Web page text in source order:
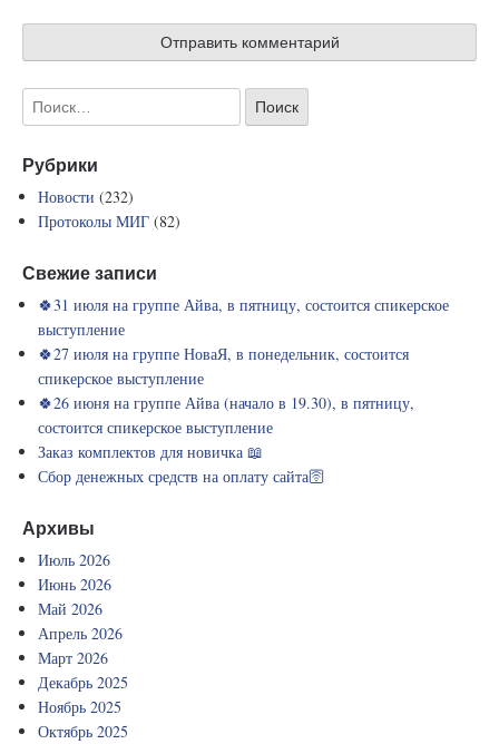
Рубрики
Новости (232)
Протоколы МИГ (82)
Свежие записи
🍀31 июля на группе Айва, в пятницу, состоится спикерское
выступление
🍀27 июля на группе НоваЯ, в понедельник, состоится
спикерское выступление
🍀26 июня на группе Айва (начало в 19.30), в пятницу,
состоится спикерское выступление
Заказ комплектов для новичка 📖
Сбор денежных средств на оплату сайта🛜
Архивы
Июль 2026
Июнь 2026
Май 2026
Апрель 2026
Март 2026
Декабрь 2025
Ноябрь 2025
Октябрь 2025